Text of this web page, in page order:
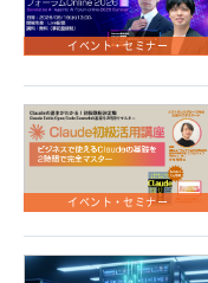
イベント・セミナー
イベント・セミナー